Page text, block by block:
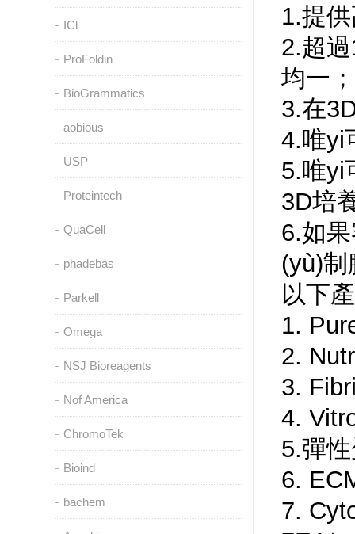
ICl
ProFoldin
BioGrammatics
aobious
USP
Proteintech
QuaCell
phadebas
Parkell
Omega
NSJ Bioreagents
Nof America
ChromoTek
Bioind
bachem
1.提
2.超過
均一；
3.在
4.唯yi
5.唯yi
3D培
6.如
(yù)
以下
1.
2.
3.
4.
5.彈
6.
7.